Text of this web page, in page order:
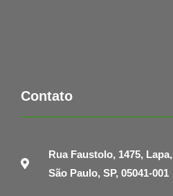
Contato
Rua Faustolo, 1475, Lapa,
São Paulo, SP, 05041-001